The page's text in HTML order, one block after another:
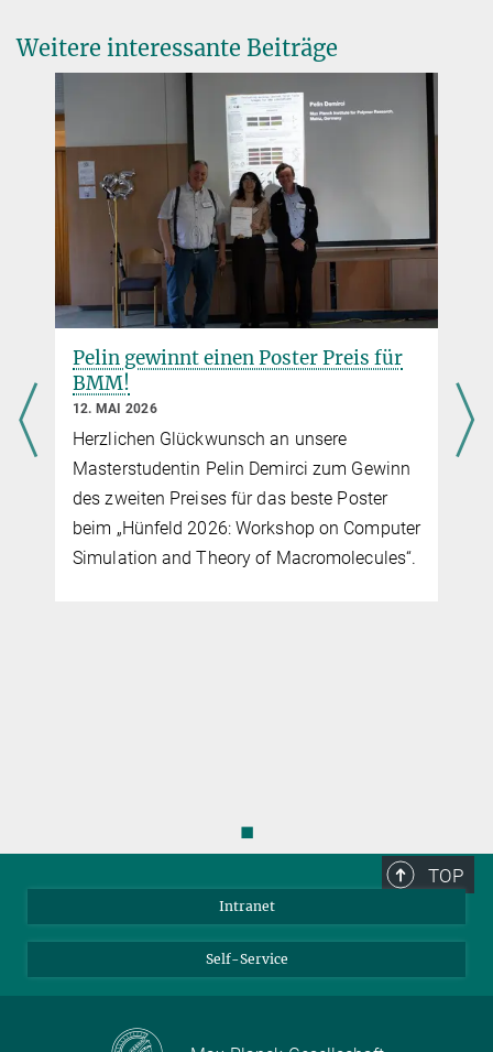
Weitere interessante Beiträge
Pelin gewinnt einen Poster Preis für
BMM!
12. MAI 2026
Herzlichen Glückwunsch an unsere
Masterstudentin Pelin Demirci zum Gewinn
des zweiten Preises für das beste Poster
beim „Hünfeld 2026: Workshop on Computer
Simulation and Theory of Macromolecules“.
24.
◼
TOP
Intranet
Self-Service